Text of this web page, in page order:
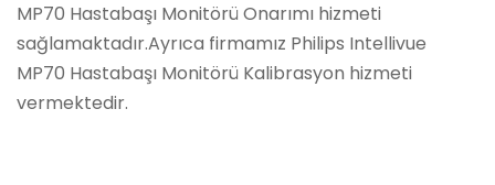
MP70 Hastabaşı Monitörü Onarımı hizmeti
sağlamaktadır.Ayrıca firmamız Philips Intellivue
MP70 Hastabaşı Monitörü Kalibrasyon hizmeti
vermektedir.